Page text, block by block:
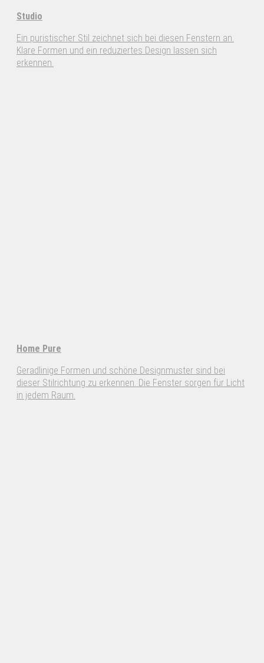
Studio
Ein puristischer Stil zeichnet sich bei diesen Fenstern an.
Klare Formen und ein reduziertes Design lassen sich
erkennen.
Home Pure
Geradlinige Formen und schöne Designmuster sind bei
dieser Stilrichtung zu erkennen. Die Fenster sorgen für Licht
in jedem Raum.